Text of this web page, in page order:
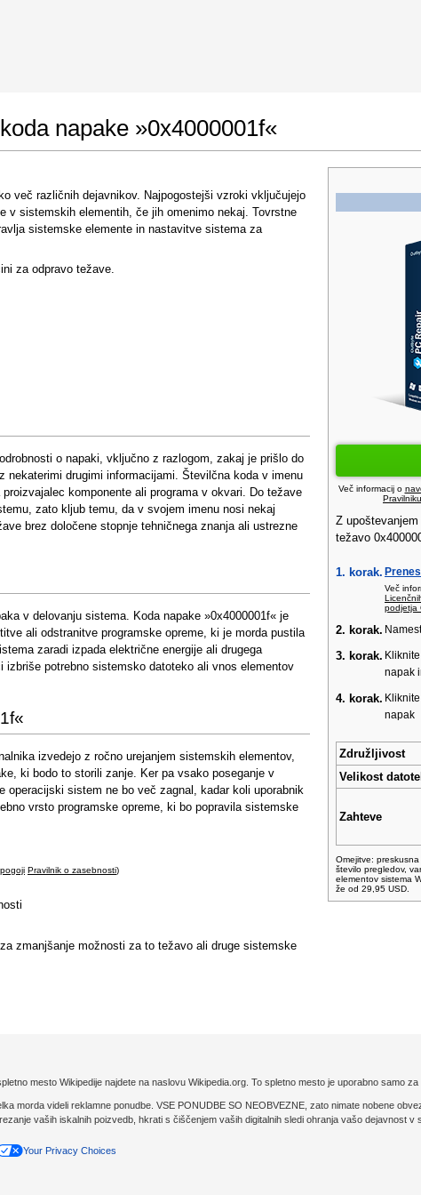
napake »0x4000001f«
več različnih dejavnikov. Najpogostejši vzroki vključujejo
v sistemskih elementih, če jih omenimo nekaj. Tovrstne
sistemske elemente in nastavitve sistema za
za odpravo težave.
o napaki, vključno z razlogom, zakaj je prišlo do
drugimi informacijami. Številčna koda v imenu
komponente ali programa v okvari. Do težave
zato kljub temu, da v svojem imenu nosi nekaj
brez določene stopnje tehničnega znanja ali ustrezne
v delovanju sistema. Koda napake »0x4000001f« je
ali odstranitve programske opreme, ki je morda pustila
zaradi izpada električne energije ali drugega
potrebno sistemsko datoteko ali vnos elementov
izvedejo z ročno urejanjem sistemskih elementov,
ki bodo to storili zanje. Ker pa vsako poseganje v
sistem ne bo več zagnal, kadar koli uporabnik
vrsto programske opreme, ki bo popravila sistemske
Pravilnik o zasebnosti)
zmanjšanje možnosti za to težavo ali druge sistemske
Več informacij o
Z
težavo
1. korak.
Več
podjetja
2. korak.
3. korak.
napak
4. korak.
napak
Združljivost
Velikost
Zahteve
Omejitve:
število pregledov,
elementov sistema
že od 29,95 USD.
mesto Wikipedije najdete na naslovu Wikipedia.org. To spletno mesto je uporabno samo za
morda videli reklamne ponudbe. VSE PONUDBE SO NEOBVEZNE, zato nimate nobene
vaših iskalnih poizvedb, hkrati s čiščenjem vaših digitalnih sledi ohranja vašo dejavnost v
Your Privacy Choices